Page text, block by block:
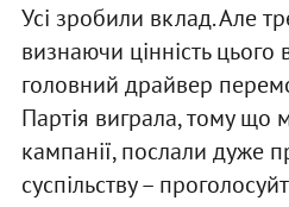
Усі зробили вклад. Але
визнаючи цінність
головний драйвер
Партія виграла, тому що
кампанії, послали дуже
суспільству –